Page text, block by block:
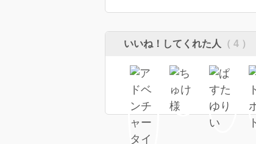
いいね！してくれた人 （ 4 ）